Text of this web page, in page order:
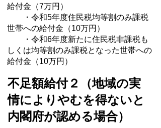
給付金（7万円）
・令和5年度住民税均等割のみ課税
世帯への給付金（10万円）
・令和6年度新たに住民税非課税も
しくは均等割のみ課税となった世帯への
給付金（10万円）
不足額給付２（地域の実
情によりやむを得ないと
内閣府が認める場合）